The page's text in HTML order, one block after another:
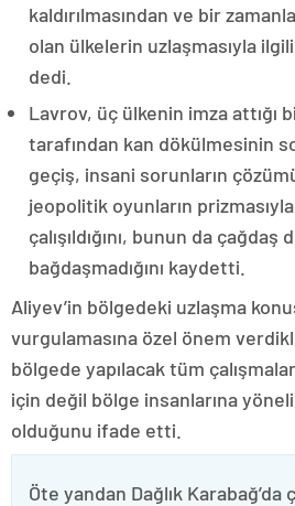
kaldırılmasından ve bir
olan ülkelerin uzlaşmasıyla
dedi.
Lavrov, üç ülkenin imza attığı
tarafından kan dökülmesinin
geçiş, insani sorunların
jeopolitik oyunların
çalışıldığını, bunun da çağdaş
bağdaşmadığını kaydetti.
Aliyev’in bölgedeki uzlaşma
vurgulamasına özel önem
bölgede yapılacak tüm
için değil bölge insanlarına
olduğunu ifade etti.
Öte yandan Dağlık Karabağ’da